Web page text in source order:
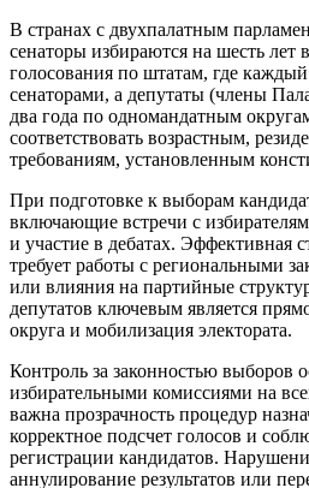
В странах с двухпалатным
сенаторы избираются на шесть лет
голосования по штатам, где
сенаторами, а депутаты (члены
два года по одномандатным
соответствовать возрастным,
требованиям, установленным
При подготовке к выборам
включающие встречи с
и участие в дебатах. Эффективная
требует работы с региональными
или влияния на партийные
депутатов ключевым является
округа и мобилизация электората.
Контроль за законностью выборов
избирательными комиссиями на
важна прозрачность процедур
корректное подсчет голосов и
регистрации кандидатов.
аннулирование результатов или